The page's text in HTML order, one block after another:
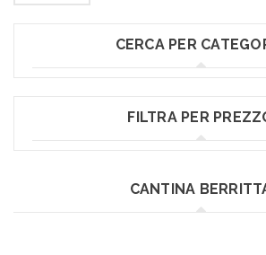
CERCA PER
FILTRA PER
CANTINA